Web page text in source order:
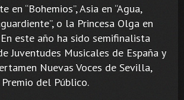
en “Bohemios”, Asia en “Agua,
o la Princesa Olga en
En este año ha sido semifinalista
Juventudes Musicales de España y
Nuevas Voces de Sevilla,
del Público.